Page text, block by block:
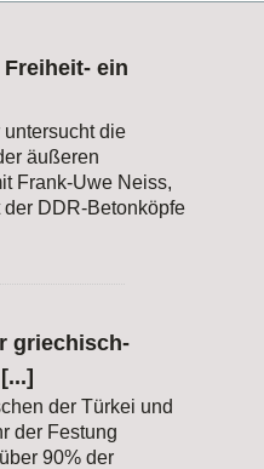
ein
die
äußeren
Frank-Uwe Neiss,
DDR-Betonköpfe
griechisch-
der Türkei und
der Festung
90% der